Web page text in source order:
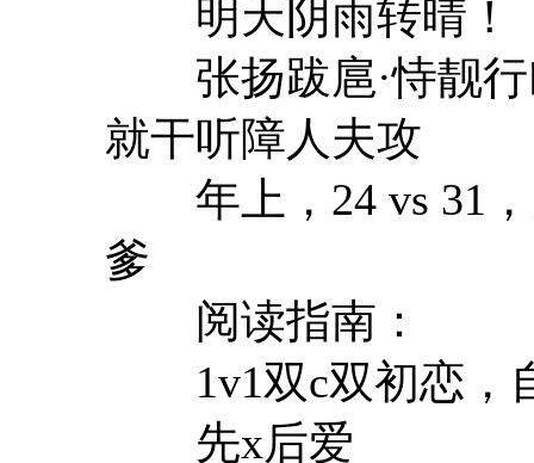
明天阴雨转晴！
张扬跋扈·恃靓行
就干听障人夫攻
年上，24 vs 31，
爹
阅读指南：
1v1双c双初恋，
先x后爱